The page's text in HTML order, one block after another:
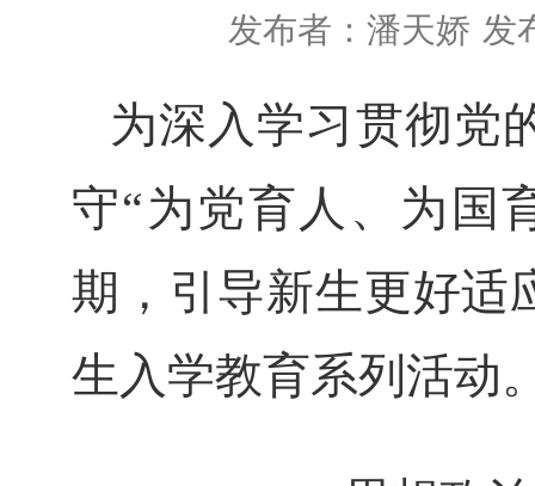
发布者：潘天娇 发
为深入学习贯彻党
守“为党育人、为国
期 ， 引导新生更好适
生入学教育系列活动